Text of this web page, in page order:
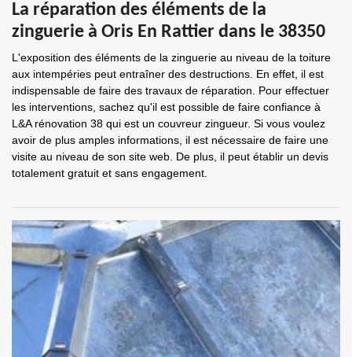
La réparation des éléments de la
zinguerie à Oris En Rattier dans le 38350
L'exposition des éléments de la zinguerie au niveau de la toiture
aux intempéries peut entraîner des destructions. En effet, il est
indispensable de faire des travaux de réparation. Pour effectuer
les interventions, sachez qu'il est possible de faire confiance à
L&A rénovation 38 qui est un couvreur zingueur. Si vous voulez
avoir de plus amples informations, il est nécessaire de faire une
visite au niveau de son site web. De plus, il peut établir un devis
totalement gratuit et sans engagement.